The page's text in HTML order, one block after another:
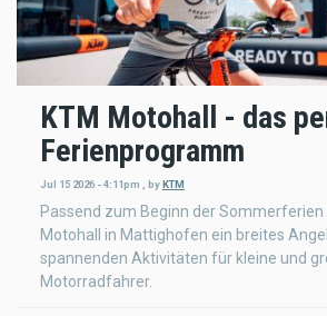
KTM Motohall - das
Ferienprogramm
Jul 15 2026 - 4:11pm byKTM
Passend zum Beginn der Sommerferien
Motohall in Mattighofen ein breites
spannenden Aktivitäten für kleine und
Motorradfahrer.